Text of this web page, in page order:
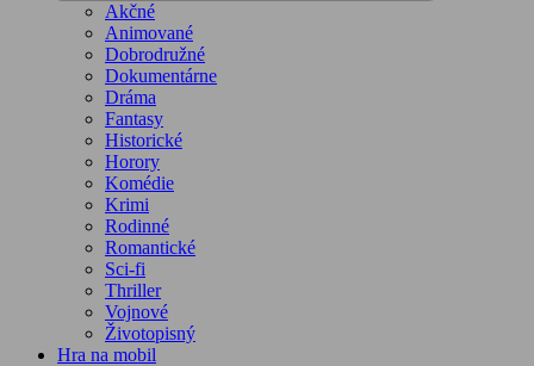
Akčné
Animované
Dobrodružné
Dokumentárne
Dráma
Fantasy
Historické
Horory
Komédie
Krimi
Rodinné
Romantické
Sci-fi
Thriller
Vojnové
Životopisný
Hra na mobil